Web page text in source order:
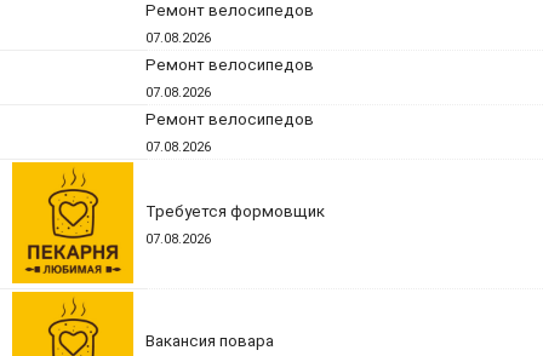
Ремонт велосипедов
07.08.2026
Ремонт велосипедов
07.08.2026
Ремонт велосипедов
07.08.2026
Требуется формовщик
07.08.2026
Вакансия повара